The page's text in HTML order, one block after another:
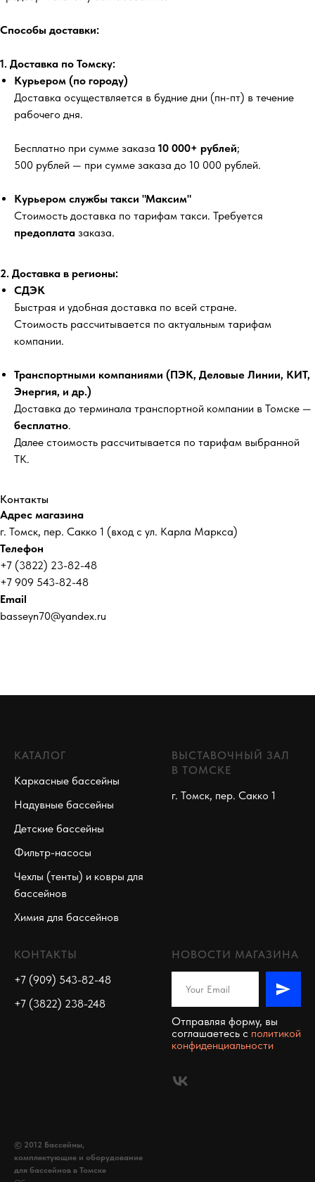
Способы доставки:
1. Доставка по Томску:
Курьером (по городу)
Доставка осуществляется в будние дни (пн-пт) в течение
рабочего дня.
Бесплатно при сумме заказа 10 000+ рублей;
500 рублей — при сумме заказа до 10 000 рублей.
Курьером службы такси "Максим"
Стоимость доставка по тарифам такси. Требуется
предоплата заказа.
2. Доставка в регионы:
СДЭК
Быстрая и удобная доставка по всей стране.
Стоимость рассчитывается по актуальным тарифам
компании.
Транспортными компаниями (ПЭК, Деловые Линии, КИТ,
Энергия, и др.)
Доставка до терминала транспортной компании в Томске —
бесплатно.
Далее стоимость рассчитывается по тарифам выбранной
ТК.
Контакты
Адрес магазина
г. Томск, пер. Сакко 1 (вход с ул. Карла Маркса)
Телефон
+7 (3822) 23-82-48
+7 909 543-82-48
Email
basseyn70@yandex.ru
КАТАЛОГ
Каркасные бассейны
Надувные бассейны
Детские бассейны
Фильтр-насосы
Чехлы (тенты) и ковры для
бассейнов
Химия для бассейнов
ВЫСТАВОЧНЫЙ ЗАЛ
В ТОМСКЕ
г. Томск, пер. Сакко 1
КОНТАКТЫ
+7 (909) 543-82-48
+7 (3822) 238-248
НОВОСТИ МАГАЗИНА
Отправляя форму, вы
соглашаетесь c политикой
конфиденциальности
© 2012 Бассейны,
комплектующие и оборудование
для бассейнов в Томске